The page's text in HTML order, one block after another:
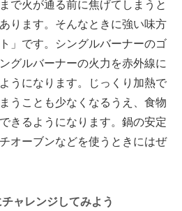
で火が通る前に焦げてしまうと
ります。そんなときに強い味方
」です。シングルバーナーのゴ
グルバーナーの火力を赤外線に
うになります。じっくり加熱で
うことも少なくなるうえ、食物
きるようになります。鍋の安定
オーブンなどを使うときにはぜ
ャレンジしてみよう